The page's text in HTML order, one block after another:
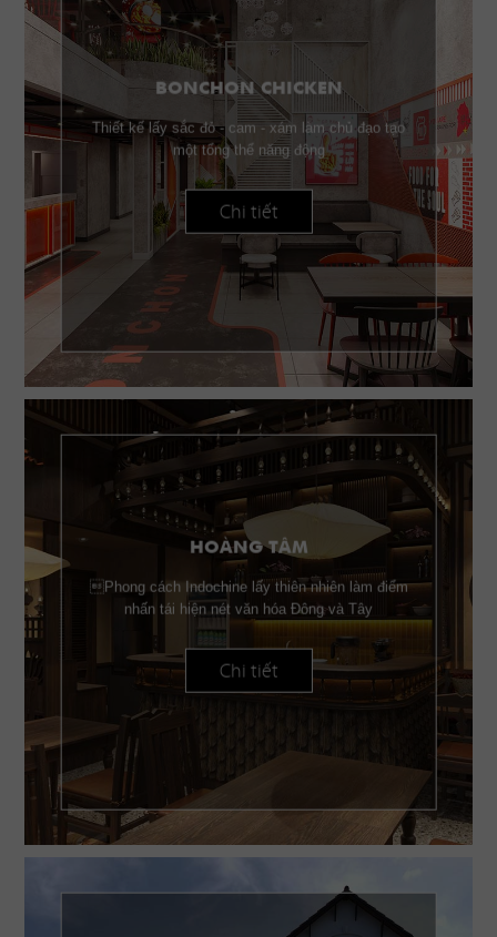
BONCHON CHICKEN
Thiết kế lấy sắc đỏ - cam - xám làm chủ đạo tạo
một tổng thể năng động
Chi tiết
HOÀNG TÂM
Phong cách Indochine lấy thiên nhiên làm điểm
nhấn tái hiện nét văn hóa Đông và Tây
Chi tiết